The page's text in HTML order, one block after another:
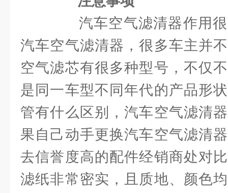
汽车空气滤清器作用很
汽车空气滤清器，很多车主并
空气滤芯有很多种型号，不仅
是同一车型不同年代的产品形
管有什么区别，汽车空气滤清
果自己动手更换汽车空气滤清
去信誉度高的配件经销商处对
滤纸非常密实，且质地、颜色